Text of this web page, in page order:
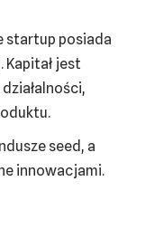
startup posiada
Kapitał jest
seed, a
innowacjami.